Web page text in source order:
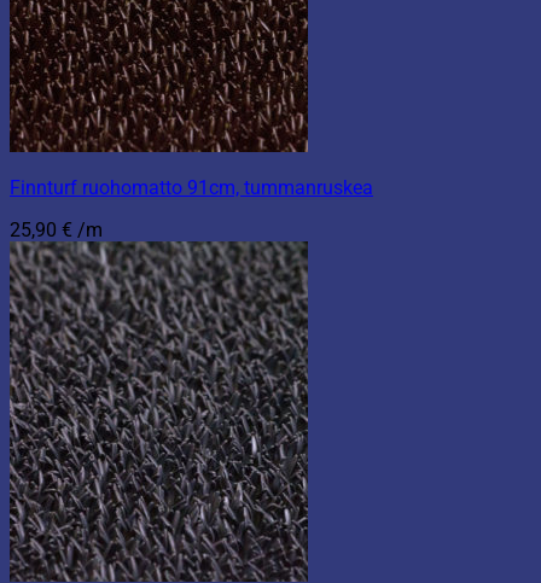
Finnturf ruohomatto 91cm, tummanruskea
25,90 € /m